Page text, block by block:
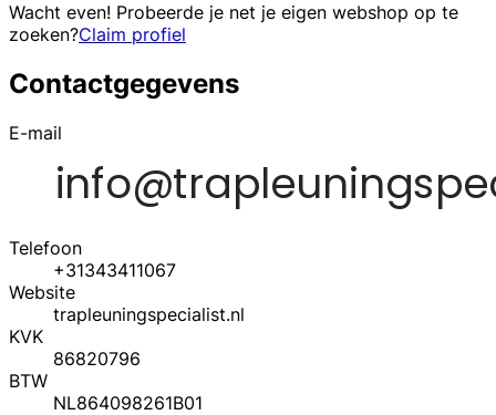
Wacht even! Probeerde je net je eigen webshop op te
zoeken?Claim profiel
Contactgegevens
E-mail
Telefoon
+31343411067
Website
trapleuningspecialist.nl
KVK
86820796
BTW
NL864098261B01